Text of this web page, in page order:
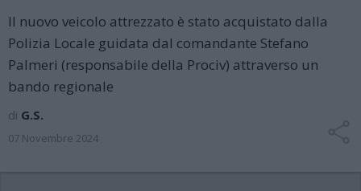
Il nuovo veicolo attrezzato è stato acquistato dalla
Polizia Locale guidata dal comandante Stefano
Palmeri (responsabile della Prociv) attraverso un
bando regionale
di G.S.
07 Novembre 2024